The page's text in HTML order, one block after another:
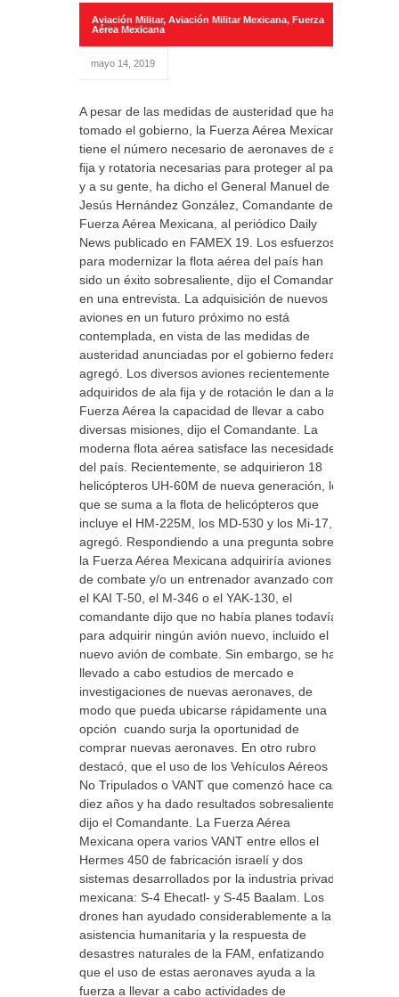
Aviación Militar, Aviación Militar Mexicana, Fuerza
Aérea Mexicana
mayo 14, 2019
A pesar de las medidas de austeridad que ha
tomado el gobierno, la Fuerza Aérea Mexicana
tiene el número necesario de aeronaves de ala
fija y rotatoria necesarias para proteger al país
y a su gente, ha dicho el General Manuel de
Jesús Hernández González, Comandante de la
Fuerza Aérea Mexicana, al periódico Daily
News publicado en FAMEX 19. Los esfuerzos
para modernizar la flota aérea del país han
sido un éxito sobresaliente, dijo el Comandante
en una entrevista. La adquisición de nuevos
aviones en un futuro próximo no está
contemplada, en vista de las medidas de
austeridad anunciadas por el gobierno federal,
agregó. Los diversos aviones recientemente
adquiridos de ala fija y de rotación le dan a la
Fuerza Aérea la capacidad de llevar a cabo
diversas misiones, dijo el Comandante. La
moderna flota aérea satisface las necesidades
del país. Recientemente, se adquirieron 18
helicópteros UH-60M de nueva generación, lo
que se suma a la flota de helicópteros que
incluye el HM-225M, los MD-530 y los Mi-17,
agregó. Respondiendo a una pregunta sobre si
la Fuerza Aérea Mexicana adquiriría aviones
de combate y/o un entrenador avanzado como
el KAI T-50, el M-346 o el YAK-130, el
comandante dijo que no había planes todavía
para adquirir ningún avión nuevo, incluido el
nuevo avión de combate. Sin embargo, se han
llevado a cabo estudios de mercado e
investigaciones de nuevas aeronaves, de
modo que pueda ubicarse rápidamente una
opción cuando surja la oportunidad de
comprar nuevas aeronaves. En otro rubro
destacó, que el uso de los Vehículos Aéreos
No Tripulados o VANT que comenzó hace casi
diez años y ha dado resultados sobresalientes,
dijo el Comandante. La Fuerza Aérea
Mexicana opera varios VANT entre ellos el
Hermes 450 de fabricación israelí y dos
sistemas desarrollados por la industria privada
mexicana: S-4 Ehecatl- y S-45 Baalam. Los
drones han ayudado considerablemente a la
asistencia humanitaria y la respuesta de
desastres naturales de la FAM, enfatizando
que el uso de estas aeronaves ayuda a la
fuerza a llevar a cabo actividades de